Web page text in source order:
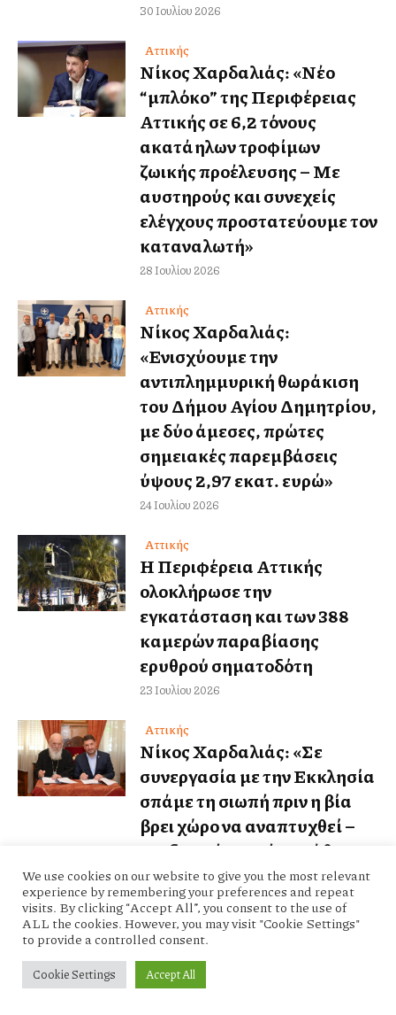
30 Ιουλίου 2026
Αττικής
Νίκος Χαρδαλιάς: «Νέο
“μπλόκο” της Περιφέρειας
Αττικής σε 6,2 τόνους
ακατάλληλων τροφίμων
ζωικής προέλευσης – Με
αυστηρούς και συνεχείς
ελέγχους προστατεύουμε τον
καταναλωτή»
28 Ιουλίου 2026
Αττικής
Νίκος Χαρδαλιάς:
«Ενισχύουμε την
αντιπλημμυρική θωράκιση
του Δήμου Αγίου Δημητρίου,
με δύο άμεσες, πρώτες
σημειακές παρεμβάσεις
ύψους 2,97 εκατ. ευρώ»
24 Ιουλίου 2026
Αττικής
Η Περιφέρεια Αττικής
ολοκλήρωσε την
εγκατάσταση και των 388
καμερών παραβίασης
ερυθρού σηματοδότη
23 Ιουλίου 2026
Αττικής
Νίκος Χαρδαλιάς: «Σε
συνεργασία με την Εκκλησία
σπάμε τη σιωπή πριν η βία
βρει χώρο να αναπτυχθεί –
Μηδενική ανοχή σε κάθε
μορφή κακοποίησης»
22 Ιουλίου 2026
Αττικής
Νίκος Χαρδαλιάς: «Η
προστασία και η αξιοπρεπής
We use cookies on our website to give you the most relevant
experience by remembering your preferences and repeat
visits. By clicking “Accept All”, you consent to the use of
ALL the cookies. However, you may visit "Cookie Settings"
to provide a controlled consent.
Cookie Settings Accept All